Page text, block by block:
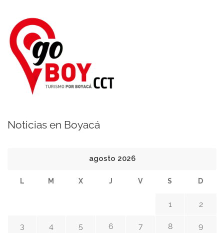
Noticias en Boyacá
agosto 2026
L M X J V S D
1 2
3 4 5 6 7 8 9